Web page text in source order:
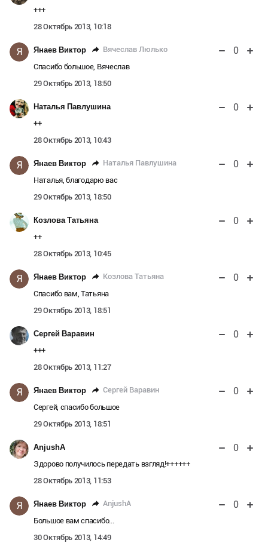
+++
28 Октябрь 2013, 10:18
Я Янаев Виктор Вячеслав Люлько 0
Спасибо большое, Вячеслав
29 Октябрь 2013, 18:50
Наталья Павлушина 0
++
28 Октябрь 2013, 10:43
Я Янаев Виктор Наталья Павлушина 0
Наталья, благодарю вас
29 Октябрь 2013, 18:50
Козлова Татьяна 0
++
28 Октябрь 2013, 10:45
Я Янаев Виктор Козлова Татьяна 0
Спасибо вам, Татьяна
29 Октябрь 2013, 18:51
Сергей Варавин 0
+++
28 Октябрь 2013, 11:27
Я Янаев Виктор Сергей Варавин 0
Сергей, спасибо большое
29 Октябрь 2013, 18:51
AnjushA 0
Здорово получилось передать взгляд!++++++
28 Октябрь 2013, 11:53
Я Янаев Виктор AnjushA 0
Большое вам спасибо...
30 Октябрь 2013, 14:49